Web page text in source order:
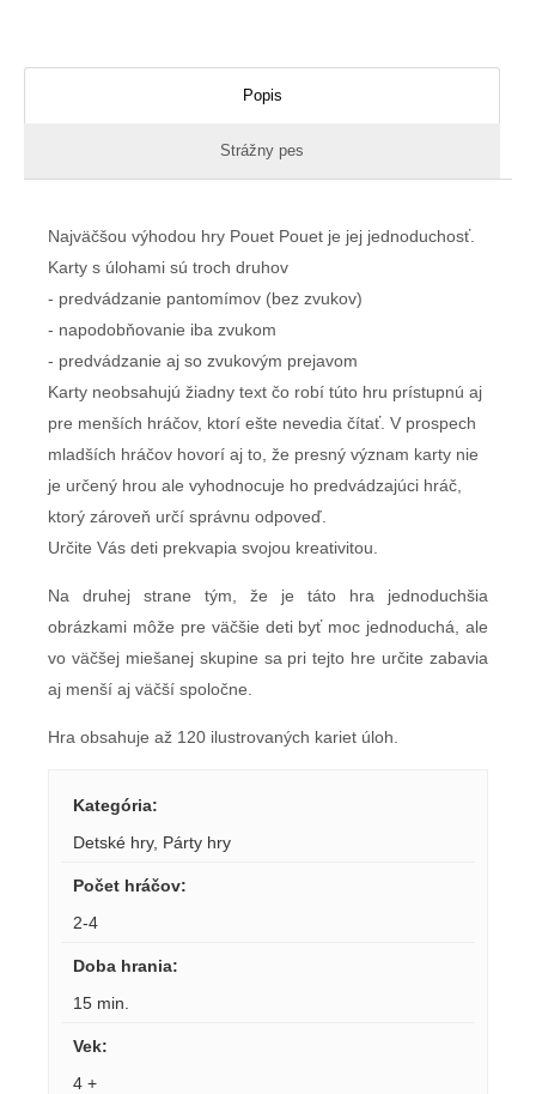
Popis
Strážny pes
Najväčšou výhodou hry Pouet Pouet je jej jednoduchosť.
Karty s úlohami sú troch druhov
- predvádzanie pantomímov (bez zvukov)
- napodobňovanie iba zvukom
- predvádzanie aj so zvukovým prejavom
Karty neobsahujú žiadny text čo robí túto hru prístupnú aj
pre menších hráčov, ktorí ešte nevedia čítať. V prospech
mladších hráčov hovorí aj to, že presný význam karty nie
je určený hrou ale vyhodnocuje ho predvádzajúci hráč,
ktorý zároveň určí správnu odpoveď.
Určite Vás deti prekvapia svojou kreativitou.
Na druhej strane tým, že je táto hra jednoduchšia
obrázkami môže pre väčšie deti byť moc jednoduchá, ale
vo väčšej miešanej skupine sa pri tejto hre určite zabavia
aj menší aj väčší spoločne.
Hra obsahuje až 120 ilustrovaných kariet úloh.
Kategória:
Detské hry, Párty hry
Počet hráčov:
2-4
Doba hrania:
15 min.
Vek:
4 +